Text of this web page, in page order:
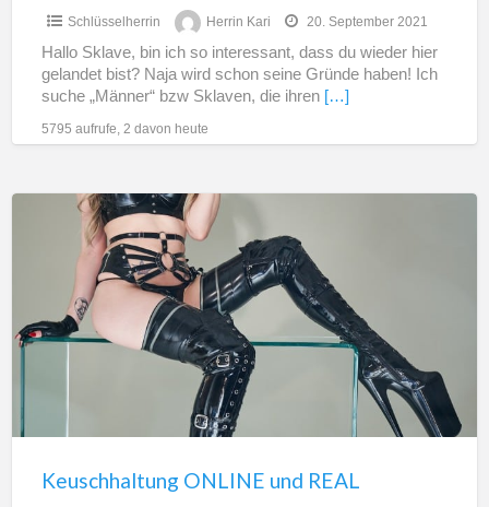
Schlüsselherrin Herrin Kari 20. September 2021
Hallo Sklave, bin ich so interessant, dass du wieder hier
gelandet bist? Naja wird schon seine Gründe haben! Ich
suche „Männer“ bzw Sklaven, die ihren […]
5795 aufrufe, 2 davon heute
Keuschhaltung
Keuschhaltung ONLINE und REAL